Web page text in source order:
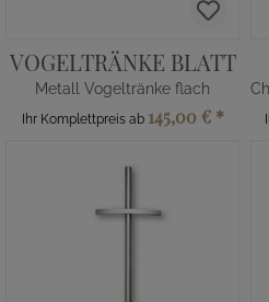
VOGELTRÄNKE BLATT
Metall Vogeltränke flach
Ihr Komplettpreis ab 145,00 € *